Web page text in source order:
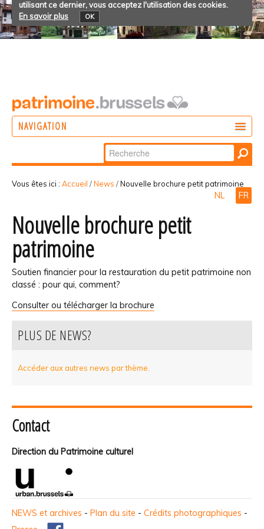
utilisant ce dernier, vous acceptez l'utilisation des cookies.
En savoir plus
OK
NAVIGATION
Chercher par
Recherche
avancée…
Vous êtes ici : Accueil /News /Nouvelle brochure petit patrimoine
NL FR
Nouvelle brochure petit
patrimoine
Soutien financier pour la restauration du petit patrimoine non
classé : pour qui, comment?
Consulter ou télécharger la brochure
PLUS DE NEWS?
Accéder aux autres news par thème.
Contact
Direction du Patrimoine culturel
NEWS et archives - Plan du site - Crédits photographiques -